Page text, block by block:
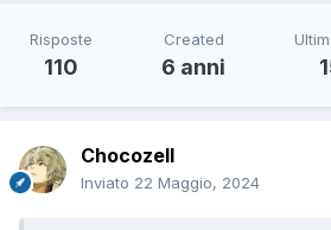
Risposte
110
Created
6 anni
Chocozell
Inviato 22 Maggio, 2024